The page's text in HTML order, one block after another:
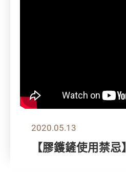
2020.05.13
【膠鑊鏟使用禁忌】